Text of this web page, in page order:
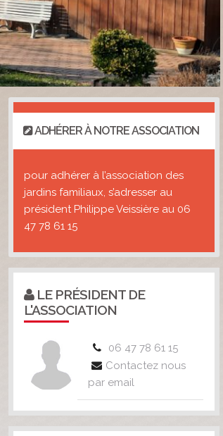
ADHÉRER À NOTRE ASSOCIATION
pour adhérer à l’association des
jardins familiaux, s’adresser au
président Philippe Veissière au 06
47 78 61 15
LE PRÉSIDENT DE
L'ASSOCIATION
06 47 78 61 15
Contactez nous
par email